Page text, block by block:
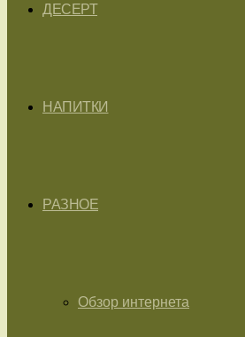
ДЕСЕРТ
НАПИТКИ
РАЗНОЕ
Обзор интернета